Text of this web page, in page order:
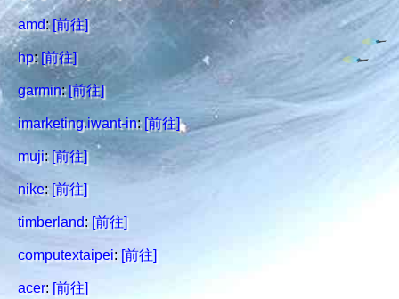
amd: [前往]
hp: [前往]
garmin: [前往]
imarketing.iwant-in: [前往]
muji: [前往]
nike: [前往]
timberland: [前往]
computextaipei: [前往]
acer: [前往]